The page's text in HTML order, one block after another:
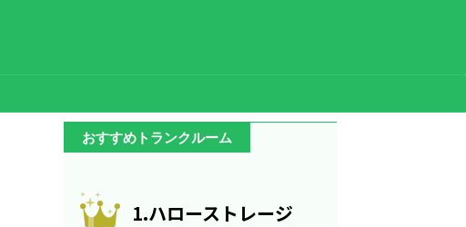
おすすめトランクルーム
1.ハローストレージ